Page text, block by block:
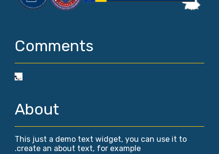
Comments
About
This just a demo text widget, you can use it to
create an about text, for example.